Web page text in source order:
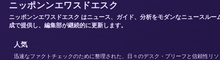
ニッポンンエワスドエスク
ニッポンンエワスドエスク はニュース、ガイド、分析をモダンなニュースルー
成で提供し、編集部が継続的に更新します。
人気
迅速なファクトチェックのために整理された、日々のデスク・ブリーフと信頼性リソ